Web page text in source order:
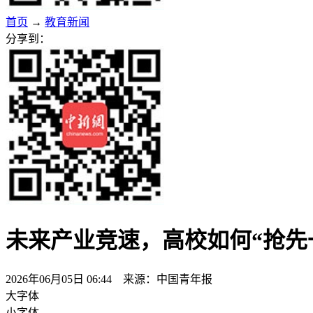
首页 → 教育新闻
分享到：
未来产业竞速，高校如何“抢先
2026年06月05日 06:44 来源：中国青年报
大字体